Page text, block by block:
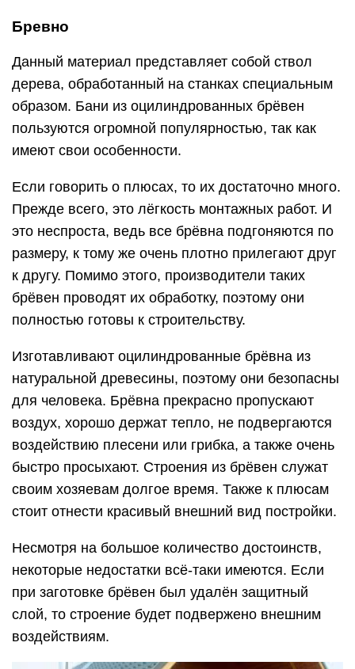
Бревно
Данный материал представляет собой ствол
дерева, обработанный на станках специальным
образом. Бани из оцилиндрованных брёвен
пользуются огромной популярностью, так как
имеют свои особенности.
Если говорить о плюсах, то их достаточно много.
Прежде всего, это лёгкость монтажных работ. И
это неспроста, ведь все брёвна подгоняются по
размеру, к тому же очень плотно прилегают друг
к другу. Помимо этого, производители таких
брёвен проводят их обработку, поэтому они
полностью готовы к строительству.
Изготавливают оцилиндрованные брёвна из
натуральной древесины, поэтому они безопасны
для человека. Брёвна прекрасно пропускают
воздух, хорошо держат тепло, не подвергаются
воздействию плесени или грибка, а также очень
быстро просыхают. Строения из брёвен служат
своим хозяевам долгое время. Также к плюсам
стоит отнести красивый внешний вид постройки.
Несмотря на большое количество достоинств,
некоторые недостатки всё-таки имеются. Если
при заготовке брёвен был удалён защитный
слой, то строение будет подвержено внешним
воздействиям.